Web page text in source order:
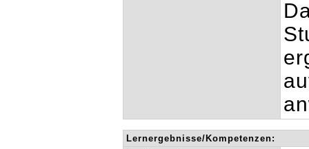
Lernergebnisse/Kompetenzen: